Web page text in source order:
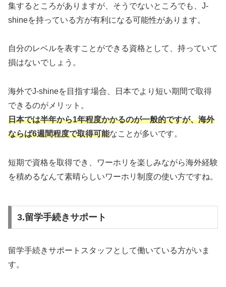
集するところがありますが、そうでないところでも、J-
shineを持っている方が有利になる可能性があります。
自分のレベルを表すことができる資格として、持っていて
損はないでしょう。
海外でJ-shineを目指す場合、日本でより短い期間で取得
できるのがメリット。
日本では半年から1年程度かかるのが一般的ですが、海外
ならば6週間程度で取得可能なことが多いです。
短期で資格を取得でき、ワーホリを楽しみながら海外経験
を積めるなんて素晴らしいワーホリ制度の使い方ですね。
3.留学手続きサポート
留学手続きサポートスタッフとして働いている方がいま
す。